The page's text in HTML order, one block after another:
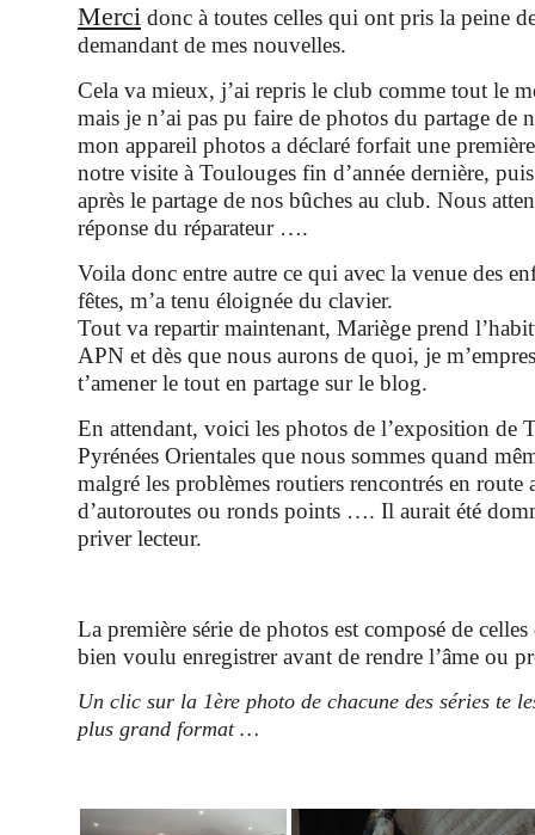
Merci donc à toutes celles qui ont pris la peine
demandant de mes nouvelles.
Cela va mieux, j’ai repris le club comme tout le
mais je n’ai pas pu faire de photos du partage de
mon appareil photos a déclaré forfait une
notre visite à Toulouges fin d’année dernière,
après le partage de nos bûches au club. Nous
réponse du réparateur ….
Voila donc entre autre ce qui avec la venue des
fêtes, m’a tenu éloignée du clavier.
Tout va repartir maintenant, Mariège prend
APN et dès que nous aurons de quoi, je
t’amener le tout en partage sur le blog.
En attendant, voici les photos de l’exposition de
Pyrénées Orientales que nous sommes quand
malgré les problèmes routiers rencontrés en route
d’autoroutes ou ronds points …. Il aurait été
priver lecteur.
La première série de photos est composé de
bien voulu enregistrer avant de rendre l’âme ou
Un clic sur la 1ère photo de chacune des séries te
plus grand format …